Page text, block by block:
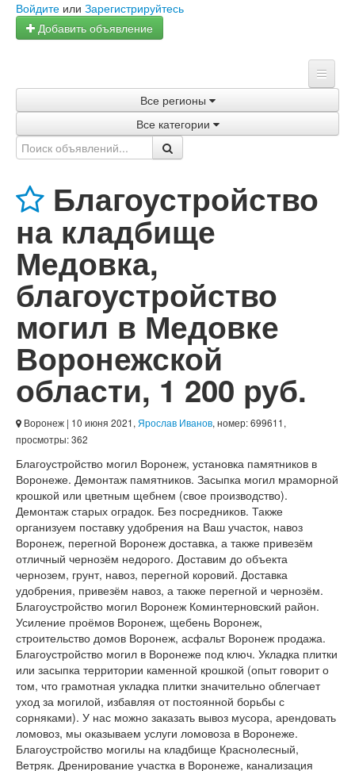
Войдите или Зарегистрируйтесь
Добавить объявление
Объявления
Услуги
Статьи
Все регионы
Все категории
Благоустройство
на кладбище
Медовка,
благоустройство
могил в Медовке
Воронежской
области, 1 200 руб.
Воронеж | 10 июня 2021, Ярослав Иванов, номер: 699611,
просмотры: 362
Благоустройство могил Воронеж, установка памятников в
Воронеже. Демонтаж памятников. Засыпка могил мраморной
крошкой или цветным щебнем (свое производство).
Демонтаж старых оградок. Без посредников. Также
организуем поставку удобрения на Ваш участок, навоз
Воронеж, перегной Воронеж доставка, а также привезём
отличный чернозём недорого. Доставим до объекта
чернозем, грунт, навоз, перегной коровий. Доставка
удобрения, привезём навоз, а также перегной и чернозём.
Благоустройство могил Воронеж Коминтерновский район.
Усиление проёмов Воронеж, щебень Воронеж,
строительство домов Воронеж, асфальт Воронеж продажа.
Благоустройство могил в Воронеже под ключ. Укладка плитки
или засыпка территории каменной крошкой (опыт говорит о
том, что грамотная укладка плитки значительно облегчает
уход за могилой, избавляя от постоянной борьбы с
сорняками). У нас можно заказать вывоз мусора, арендовать
ломовоз, мы оказываем услуги ломовоза в Воронеже.
Благоустройство могилы на кладбище Краснолесный,
Ветряк. Дренирование участка в Воронеже, канализация